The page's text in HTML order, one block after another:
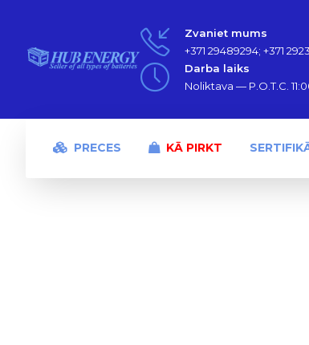
Zvaniet mums
+371 29489294; +371
Darba laiks
Noliktava — P.O.T.C.
PRECES KĀ PIRKT